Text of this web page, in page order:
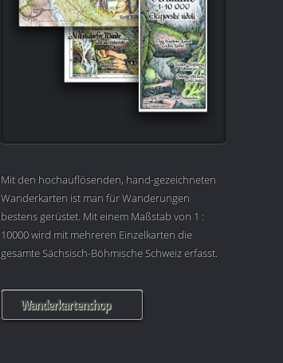
Mit den hochauflösenden, hand-gezeichneten
Wanderkarten ist man für Wanderungen
bestens gerüstet. Mit einem Maßstab von 1 :
10000 wird mit mehreren Einzelkarten die
gesamte Sächsisch-Böhmische Schweiz erfasst.
Wanderkartenshop